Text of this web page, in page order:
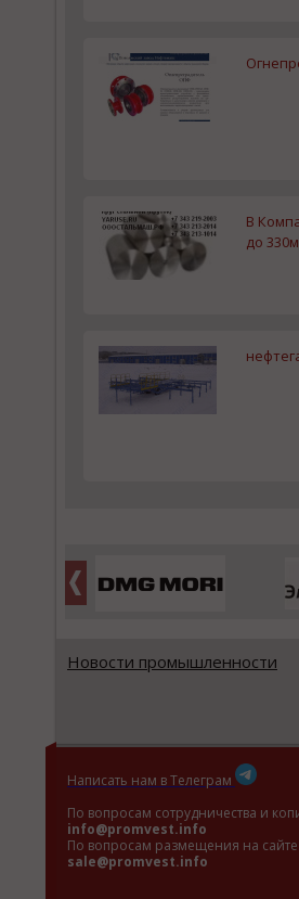
В
до
Новости промышленности
Написать нам в Телеграм
По вопросам сотрудничества и
info@promvest.info
По вопросам размещения на
sale@promvest.info